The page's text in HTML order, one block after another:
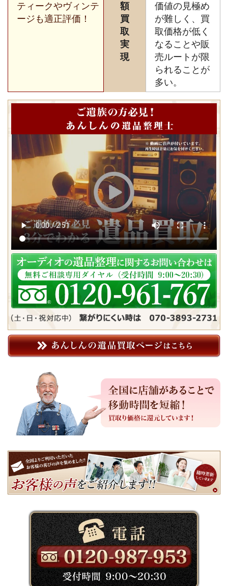
ティークやヴィンテ
ージも適正評価！
額
買
取
実
現
価値の見極め
が難しく、買
取価格が低く
なることや販
売ルートが限
られることが
多い。